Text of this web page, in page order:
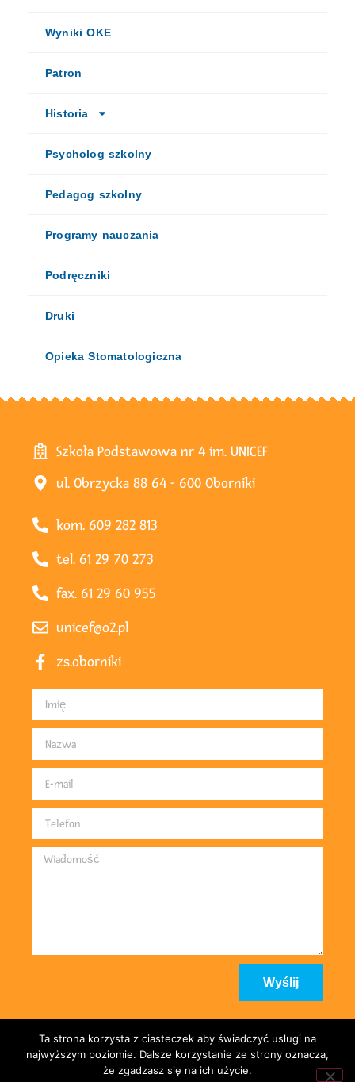
Wyniki OKE
Patron
Historia
Psycholog szkolny
Pedagog szkolny
Programy nauczania
Podręczniki
Druki
Opieka Stomatologiczna
Szkoła Podstawowa nr 4 im. UNICEF
ul. Obrzycka 88 64 - 600 Oborniki
kom. 609 282 813
tel. 61 29 70 273
fax. 61 29 60 955
unicef@o2.pl
zs.oborniki
Wyślij
Ta strona korzysta z ciasteczek aby świadczyć usługi na
najwyższym poziomie. Dalsze korzystanie ze strony oznacza,
że zgadzasz się na ich użycie.